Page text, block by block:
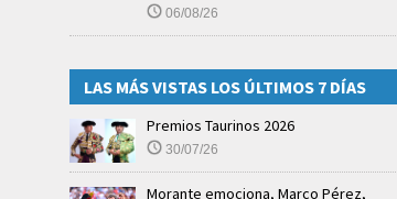
06/08/26
LAS MÁS VISTAS LOS ÚLTIMOS 7 DÍAS
Premios Taurinos 2026
30/07/26
Morante emociona, Marco Pérez,